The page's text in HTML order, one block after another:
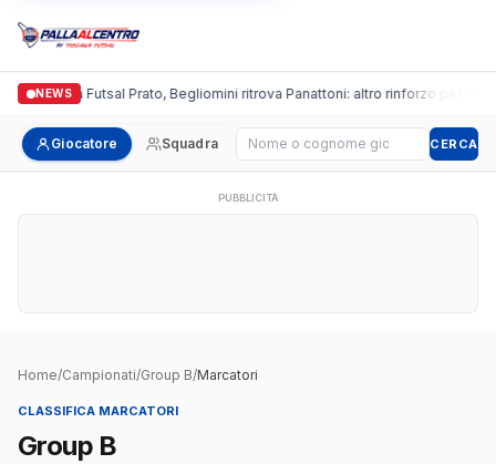
NEWS
Italgronda Futsal Prato, Begliomini ritrova Panattoni: altro rinforzo per i
Giocatore Squadra Cerca giocatore CERCA
PUBBLICITÀ
Home/Campionati/Group B/Marcatori
CLASSIFICA MARCATORI
Group B